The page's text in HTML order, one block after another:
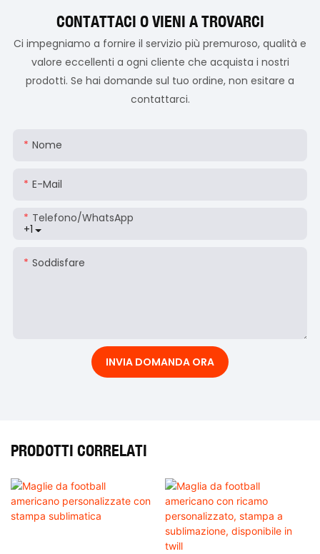
CONTATTACI O VIENI A TROVARCI
Ci impegniamo a fornire il servizio più premuroso, qualità e
valore eccellenti a ogni cliente che acquista i nostri
prodotti. Se hai domande sul tuo ordine, non esitare a
contattarci.
Nome
E-Mail
+1
Telefono/WhatsApp
Soddisfare
INVIA DOMANDA ORA
PRODOTTI CORRELATI